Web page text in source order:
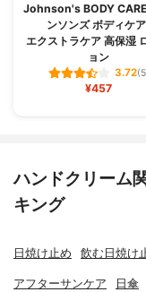
Johnson's BODY
ンソンズ ボディケ
エクストラケア 高保湿
ョン
3.72
¥457
ハンドクリーム
キング
日焼け止め 飲む日焼け
アフターサンケア 日傘